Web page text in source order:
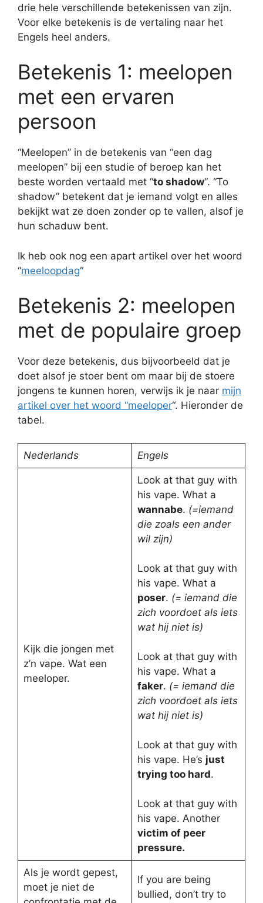
drie hele verschillende betekenissen van zijn.
Voor elke betekenis is de vertaling naar het
Engels heel anders.
Betekenis 1: meelopen
met een ervaren
persoon
“Meelopen” in de betekenis van “een dag
meelopen” bij een studie of beroep kan het
beste worden vertaald met “to shadow“. “To
shadow” betekent dat je iemand volgt en alles
bekijkt wat ze doen zonder op te vallen, alsof je
hun schaduw bent.
Ik heb ook nog een apart artikel over het woord
“meeloopdag“
Betekenis 2: meelopen
met de populaire groep
Voor deze betekenis, dus bijvoorbeeld dat je
doet alsof je stoer bent om maar bij de stoere
jongens te kunnen horen, verwijs ik je naar mijn
artikel over het woord “meeloper“. Hieronder de
tabel.
Nederlands Engels
Kijk die jongen met
z’n vape. Wat een
meeloper.
Look at that guy with
his vape. What a
wannabe. (=iemand
die zoals een ander
wil zijn)
Look at that guy with
his vape. What a
poser. (= iemand die
zich voordoet als iets
wat hij niet is)
Look at that guy with
his vape. What a
faker. (= iemand die
zich voordoet als iets
wat hij niet is)
Look at that guy with
his vape. He’s just
trying too hard.
Look at that guy with
his vape. Another
victim of peer
pressure.
Als je wordt gepest,
moet je niet de
If you are being
bullied, don’t try to